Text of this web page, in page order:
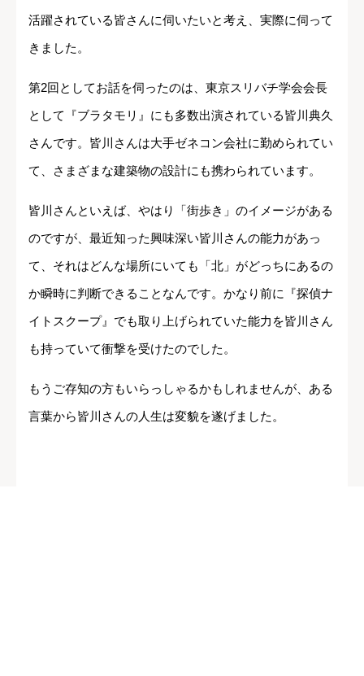
活躍されている皆さんに伺いたいと考え、実際に伺って
きました。
第2回としてお話を伺ったのは、東京スリバチ学会会長
として『ブラタモリ』にも多数出演されている皆川典久
さんです。皆川さんは大手ゼネコン会社に勤められてい
て、さまざまな建築物の設計にも携わられています。
皆川さんといえば、やはり「街歩き」のイメージがある
のですが、最近知った興味深い皆川さんの能力があっ
て、それはどんな場所にいても「北」がどっちにあるの
か瞬時に判断できることなんです。かなり前に『探偵ナ
イトスクープ』でも取り上げられていた能力を皆川さん
も持っていて衝撃を受けたのでした。
もうご存知の方もいらっしゃるかもしれませんが、ある
言葉から皆川さんの人生は変貌を遂げました。